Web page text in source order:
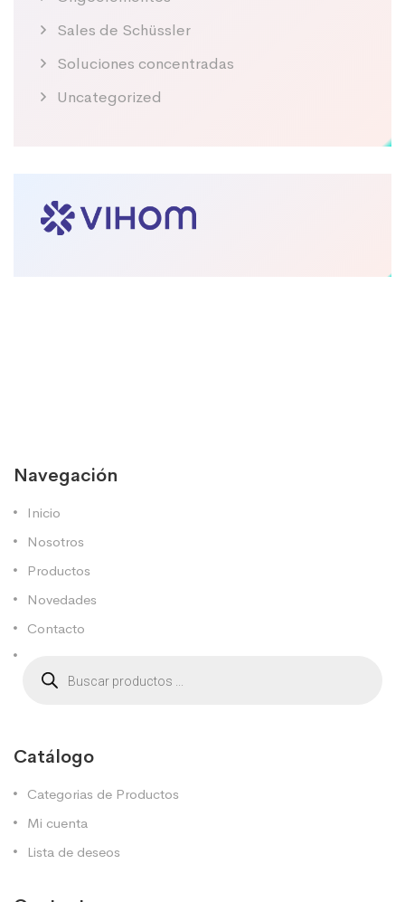
Sales de Schüssler
Soluciones concentradas
Uncategorized
Navegación
Inicio
Nosotros
Productos
Novedades
Contacto
Catálogo
Categorias de Productos
Mi cuenta
Lista de deseos